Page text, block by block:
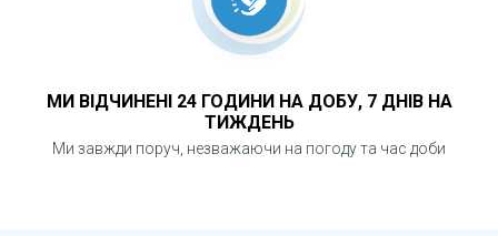
МИ ВІДЧИНЕНІ 24 ГОДИНИ НА ДОБУ, 7 ДНІВ НА
ТИЖДЕНЬ
Ми завжди поруч, незважаючи на погоду та час доби